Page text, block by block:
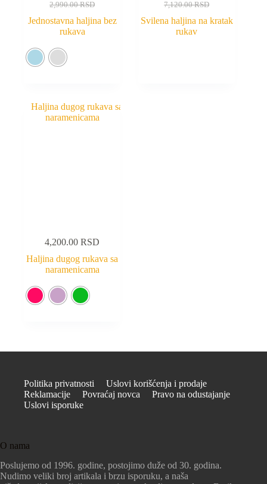
2,990.00RSD
Jednostavna haljina bez
rukava
7,120.00RSD
Svilena haljina na kratak
rukav
4,200.00RSD
Haljina dugog rukava sa
naramenicama
Politika privatnosti
Uslovi korišćenja i prodaje
Reklamacije
Povraćaj novca
Pravo na odustajanje
Uslovi isporuke
O nama
Poslujemo od 1996. godine, postojimo duže od 30. godina.
Nudimo veliki broj artikala i brzu isporuku, a naša